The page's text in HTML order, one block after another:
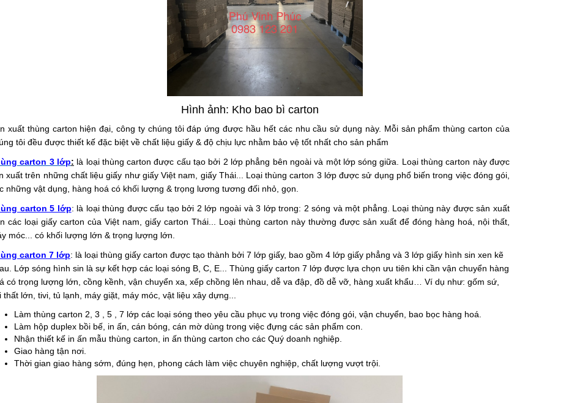
Hình ảnh: Kho bao bì carton
xuất thùng carton hiện đại, công ty chúng tôi đáp ứng được hầu hết các nhu cầu sử dụng này. Mỗi sản phẩmthùng carton của
tôi đều được thiết kế đặc biệt về chất liệu giấy & độ chịu lực nhằm bảo vệ tốt nhất cho sản phẩm
carton 3 lớp: là loại thùng carton được cấu tạo bởi 2 lớp phẳng bên ngoài và một lớp sóng giữa. Loại thùng carton này được
xuất trên những chất liệu giấy như giấy Việt nam, giấy Thái... Loạithùng carton 3 lớp được sử dụng phổ biến trong việc đóng gói,
những vật dụng, hàng hoá có khối lượng & trọng lương tương đối nhỏ, gọn.
carton 5 lớp: là loại thùng được cấu tạo bởi 2 lớp ngoài và 3 lớp trong: 2 sóng và một phẳng. Loại thùng này được sản xuất
các loại giấy carton của Việt nam, giấy carton Thái... Loại thùng carton này thường được sản xuất để đóng hàng hoá, nội thất,
móc... có khối lượng lớn & trọng lượng lớn.
carton 7 lớp: là loại thùng giấy carton được tạo thành bởi 7 lớp giấy, bao gồm 4 lớp giấy phẳng và 3 lớp giấy hình sin xen kẽ
Lớp sóng hình sin là sự kết hợp các loại sóng B, C, E... Thùng giấy carton 7 lớp được lựa chọn ưu tiên khi cần vận chuyển hàng
có trọng lượng lớn, cồng kềnh, vận chuyển xa, xếp chồng lên nhau, dễ va đập, đồ dễ vỡ, hàng xuất khẩu… Ví dụ như: gốm sứ,
thất lớn, tivi, tủ lạnh, máy giặt, máy móc, vật liệu xây dựng...
Làm thùng carton 2, 3 , 5 , 7 lớp các loại sóng theo yêu cầu phục vụ trong việc đóng gói, vận chuyển, bao bọc hàng hoá.
Làm hộp duplex bồi bế, in ấn, cán bóng, cán mờ dùng trong việc đựng các sản phẩm con.
Nhận thiết kế in ấn mẫu thùng carton, in ấn thùng carton cho các Quý doanh nghiệp.
Giao hàng tận nơi.
Thời gian giao hàng sớm, đúng hẹn, phong cách làm việc chuyên nghiệp, chất lượng vượt trội.